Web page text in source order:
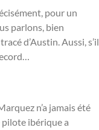
pour un
parlons, bien
d’Austin. Aussi, s’il
n’a jamais été
pilote ibérique a